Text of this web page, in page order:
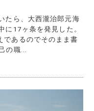
たら、大西瀧治郎元海
に17ヶ条を発見した。
であるのでそのまま書
職...